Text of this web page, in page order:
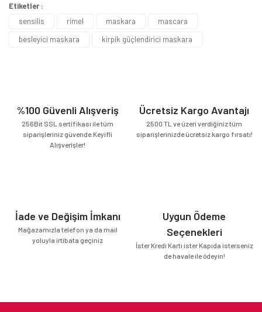
Etiketler :
sensilis
rimel maskara
mascara
besleyici maskara
kirpik güçlendirici maskara
%100 Güvenli Alışveriş
256Bit SSL sertifikası ile tüm
siparişleriniz güvende.Keyifli
Alışverişler!
Ücretsiz Kargo Avantajı
2500 TL ve üzeri verdiğiniz tüm
siparişlerinizde ücretsiz kargo fırsatı!
İade ve Değişim İmkanı
Mağazamızla telefon ya da mail
yoluyla irtibata geçiniz
Uygun Ödeme
Seçenekleri
İster Kredi Kartı ister Kapıda isterseniz
de havale ile ödeyin!